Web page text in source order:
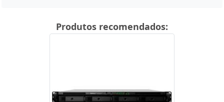
Produtos recomendados: